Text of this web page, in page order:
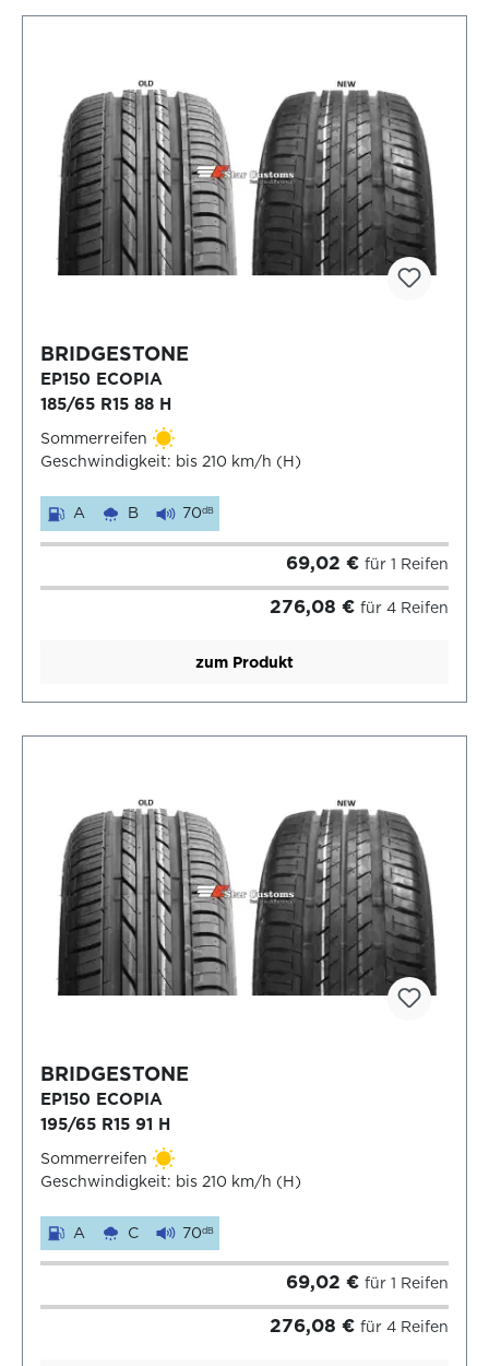
BRIDGESTONE
EP150 ECOPIA
185/65 R15 88 H
Sommerreifen
Geschwindigkeit: bis 210 km/h (H)
A B 70dB
69,02 € für 1 Reifen
276,08 € für 4 Reifen
zum Produkt
BRIDGESTONE
EP150 ECOPIA
195/65 R15 91 H
Sommerreifen
Geschwindigkeit: bis 210 km/h (H)
A C 70dB
69,02 € für 1 Reifen
276,08 € für 4 Reifen